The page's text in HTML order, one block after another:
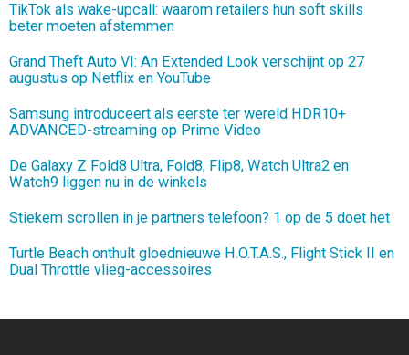
TikTok als wake-upcall: waarom retailers hun soft skills
beter moeten afstemmen
Grand Theft Auto VI: An Extended Look verschijnt op 27
augustus op Netflix en YouTube
Samsung introduceert als eerste ter wereld HDR10+
ADVANCED-streaming op Prime Video
De Galaxy Z Fold8 Ultra, Fold8, Flip8, Watch Ultra2 en
Watch9 liggen nu in de winkels
Stiekem scrollen in je partners telefoon? 1 op de 5 doet het
Turtle Beach onthult gloednieuwe H.O.T.A.S., Flight Stick II en
Dual Throttle vlieg-accessoires